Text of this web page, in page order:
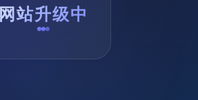
网站升级中